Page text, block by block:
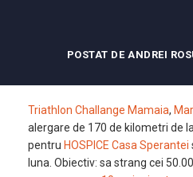
POSTAT DE ANDREI
Triathlon Challange Mamaia,
alergare de 170 de kilometri de
pentru HOSPICE Casa Sperantei
luna. Obiectiv: sa strang cei